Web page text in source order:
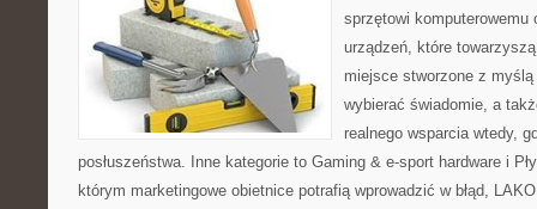
sprzętowi komputerowemu
urządzeń, które
miejsce stworzone z
wybierać świadomie, a
realnego wsparcia wtedy,
posłuszeństwa. Inne kategorie to Gaming & e-sport hardware i
którym marketingowe obietnice potrafią wprowadzić w błąd,